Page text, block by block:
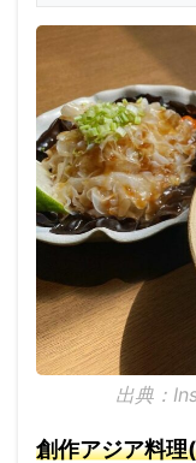
出典：
創作アジア料理